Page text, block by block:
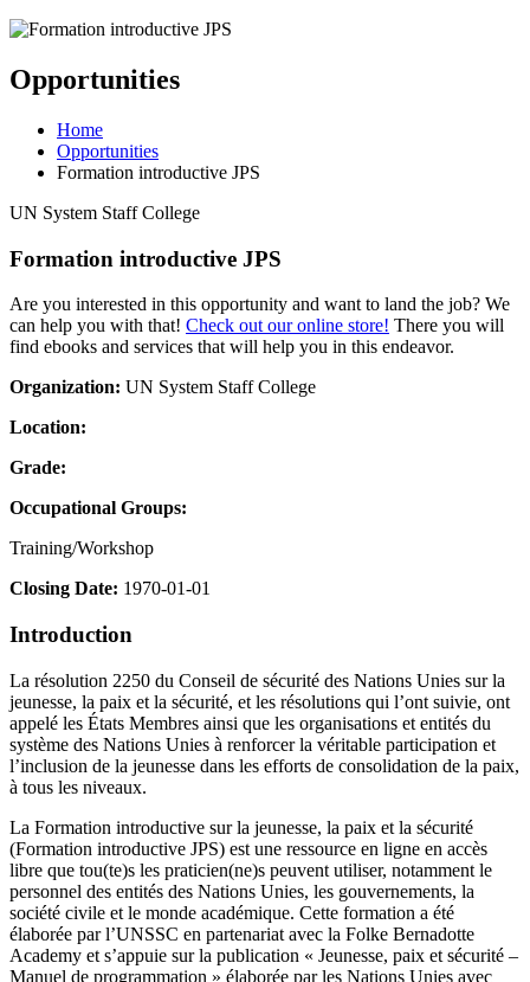
Opportunities
Home
Opportunities
Formation introductive JPS
UN System Staff College
Formation introductive JPS
Are you interested in this opportunity and want to land the job? We
can help you with that! Check out our online store! There you will
find ebooks and services that will help you in this endeavor.
Organization: UN System Staff College
Location:
Grade:
Occupational Groups:
Training/Workshop
Closing Date: 1970-01-01
Introduction
La résolution 2250 du Conseil de sécurité des Nations Unies sur la
jeunesse, la paix et la sécurité, et les résolutions qui l’ont suivie, ont
appelé les États Membres ainsi que les organisations et entités du
système des Nations Unies à renforcer la véritable participation et
l’inclusion de la jeunesse dans les efforts de consolidation de la paix,
à tous les niveaux.
La Formation introductive sur la jeunesse, la paix et la sécurité
(Formation introductive JPS) est une ressource en ligne en accès
libre que tou(te)s les praticien(ne)s peuvent utiliser, notamment le
personnel des entités des Nations Unies, les gouvernements, la
société civile et le monde académique. Cette formation a été
élaborée par l’UNSSC en partenariat avec la Folke Bernadotte
Academy et s’appuie sur la publication « Jeunesse, paix et sécurité –
Manuel de programmation » élaborée par les Nations Unies avec